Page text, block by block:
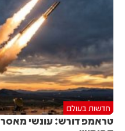
חדשות בעולם
טראמפ דורש: עונשי מאסר